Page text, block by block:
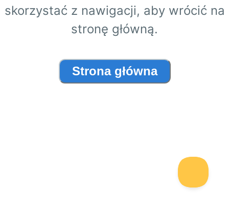
skorzystać z nawigacji, aby wrócić na
stronę główną.
Strona główna